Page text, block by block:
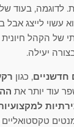
לדוגמה, בעוד
עשוי לייצג אבל
של הקהל
יעילה.
חדשניים, כגון
עוד יותר את